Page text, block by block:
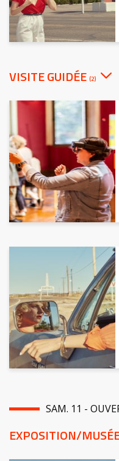
VISITE GUIDÉE (2)
SAM. 11 -
EXPOSITION/